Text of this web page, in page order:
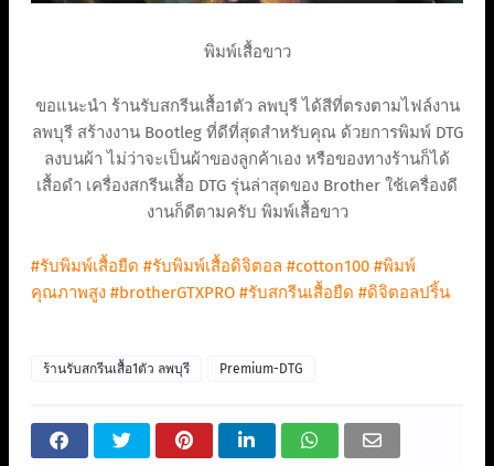
พิมพ์เสื้อขาว
ขอแนะนำ ร้านรับสกรีนเสื้อ1ตัว ลพบุรี ได้สีที่ตรงตามไฟล์งาน
ลพบุรี สร้างงาน Bootleg ที่ดีที่สุดสำหรับคุณ ด้วยการพิมพ์ DTG
ลงบนผ้า ไม่ว่าจะเป็นผ้าของลูกค้าเอง หรือของทางร้านก็ได้
เสื้อดำ เครื่องสกรีนเสื้อ DTG รุ่นล่าสุดของ Brother ใช้เครื่องดี
งานก็ดีตามครับ พิมพ์เสื้อขาว
#รับพิมพ์เสื้อยืด #รับพิมพ์เสื้อดิจิตอล #cotton100 #พิมพ์
คุณภาพสูง #brotherGTXPRO #รับสกรีนเสื้อยืด #ดิจิตอลปริ้น
ร้านรับสกรีนเสื้อ1ตัว ลพบุรี Premium-DTG